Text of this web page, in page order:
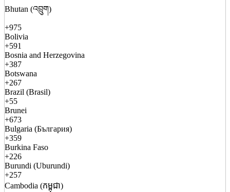
Bhutan (འབྲུག)
+975
Bolivia
+591
Bosnia and Herzegovina
+387
Botswana
+267
Brazil (Brasil)
+55
Brunei
+673
Bulgaria (България)
+359
Burkina Faso
+226
Burundi (Uburundi)
+257
Cambodia (កម្ពុជា)